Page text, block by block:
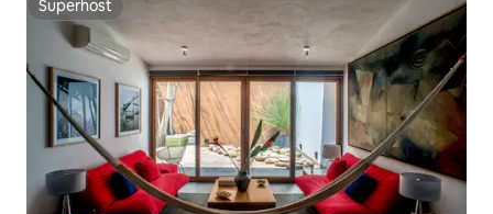
Superhost
Superhost